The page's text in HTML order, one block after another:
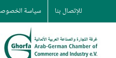
to
content
للإتصال بنا سياسة